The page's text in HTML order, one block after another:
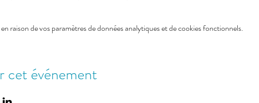
raison de vos paramètres de données analytiques et de cookies fonctionnels.
cet événement